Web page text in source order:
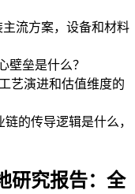
流方案，设备和材料
壁垒是什么？
艺演进和估值维度的
的传导逻辑是什么，
研究报告：全